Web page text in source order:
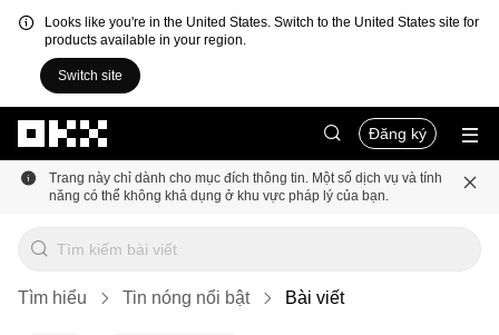
Looks like you're in the United States. Switch to the United States site for
products available in your region.
Switch site
Đăng ký
Trang này chỉ dành cho mục đích thông tin. Một số dịch vụ và tính
năng có thể không khả dụng ở khu vực pháp lý của bạn.
Tìm hiểu Tin nóng nổi bật Bài viết